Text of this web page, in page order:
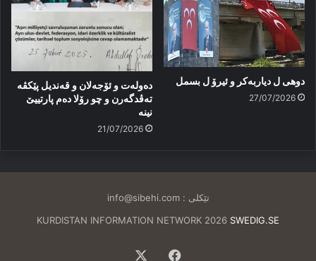
دوهی ل دیاربەکر و ئیرۆ ل بسمل
27/07/2026
دەولەت و ئۆجەلان و قەندیل پێکڤە
تەڤدگەرن و چو رۆلا دەم پارتییێ
نینە
21/07/2026
تێکلی :info@sibehi.com
KURDISTAN INFORMATION NETWORK 2026 SWEDIG.SE
Facebook